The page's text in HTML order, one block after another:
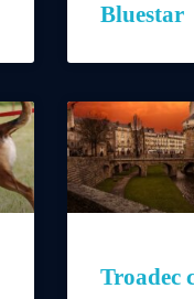
Bluestar
Troadec